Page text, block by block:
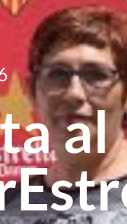
al